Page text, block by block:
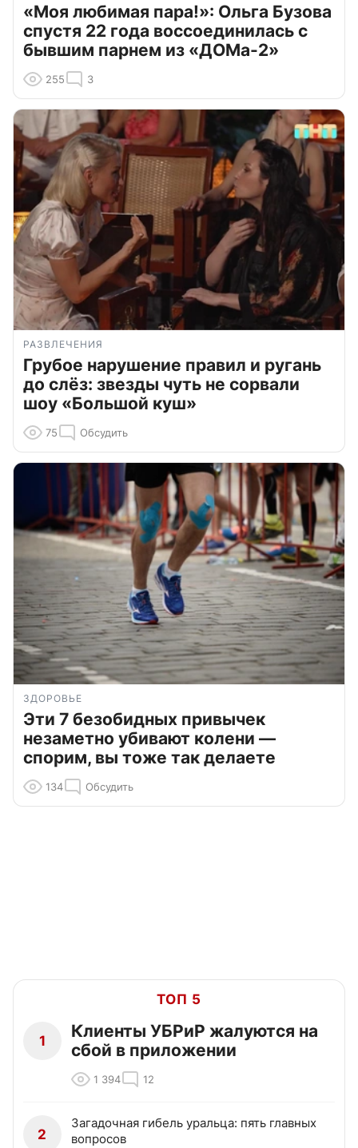
«Моя любимая пара!»: Ольга Бузова
спустя 22 года воссоединилась с
бывшим парнем из «ДОМа-2»
255 3
РАЗВЛЕЧЕНИЯ
Грубое нарушение правил и ругань
до слёз: звезды чуть не сорвали
шоу «Большой куш»
75 Обсудить
ЗДОРОВЬЕ
Эти 7 безобидных привычек
незаметно убивают колени —
спорим, вы тоже так делаете
134 Обсудить
ТОП 5
1
Клиенты УБРиР жалуются на
сбой в приложении
1 394 12
2
Загадочная гибель уральца: пять главных
вопросов